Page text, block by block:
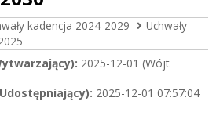
kadencja 2024-2029
Uchwały
2025-12-01 (Wójt
2025-12-01 07:57:04